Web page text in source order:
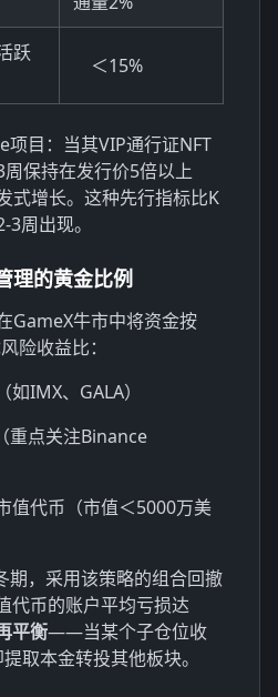
跃
＜15%
目：当其VIP通行证NFT
周保持在发行价5倍以上
式增长。这种先行指标比K
周出现。
理的黄金比例
GameX牛市中将资金按
险收益比：
IMX、GALA）
重点关注Binance
值代币（市值＜5000万美
期，采用该策略的组合回撤
代币的账户平均亏损达
平衡——当某个子仓位收
取本金转投其他板块。